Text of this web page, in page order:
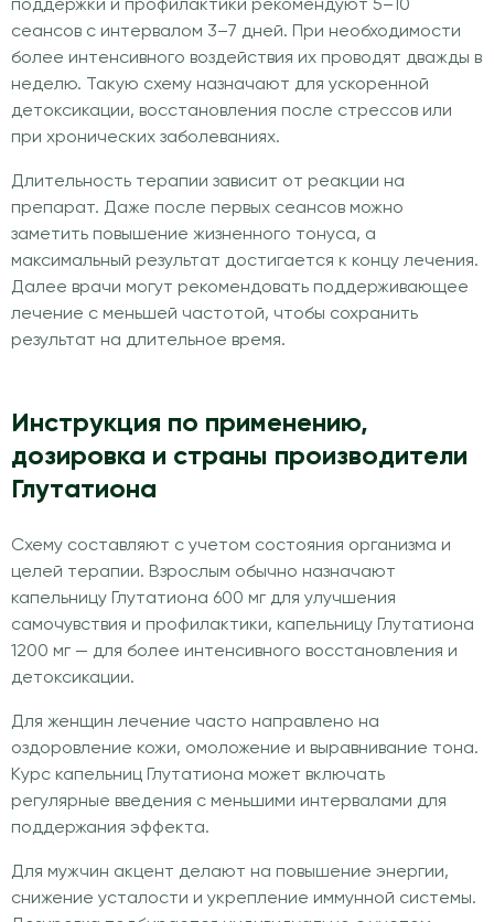
поддержки и профилактики рекомендуют 5–10
сеансов с интервалом 3–7 дней. При необходимости
более интенсивного воздействия их проводят дважды в
неделю. Такую схему назначают для ускоренной
детоксикации, восстановления после стрессов или
при хронических заболеваниях.
Длительность терапии зависит от реакции на
препарат. Даже после первых сеансов можно
заметить повышение жизненного тонуса, а
максимальный результат достигается к концу лечения.
Далее врачи могут рекомендовать поддерживающее
лечение с меньшей частотой, чтобы сохранить
результат на длительное время.
Инструкция по применению,
дозировка и страны производители
Глутатиона
Схему составляют с учетом состояния организма и
целей терапии. Взрослым обычно назначают
капельницу Глутатиона 600 мг для улучшения
самочувствия и профилактики, капельницу Глутатиона
1200 мг — для более интенсивного восстановления и
детоксикации.
Для женщин лечение часто направлено на
оздоровление кожи, омоложение и выравнивание тона.
Курс капельниц Глутатиона может включать
регулярные введения с меньшими интервалами для
поддержания эффекта.
Для мужчин акцент делают на повышение энергии,
снижение усталости и укрепление иммунной системы.